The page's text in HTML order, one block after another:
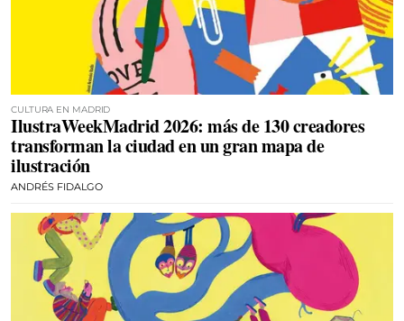
CULTURA EN MADRID
IlustraWeekMadrid 2026: más de 130 creadores
transforman la ciudad en un gran mapa de
ilustración
ANDRÉS FIDALGO